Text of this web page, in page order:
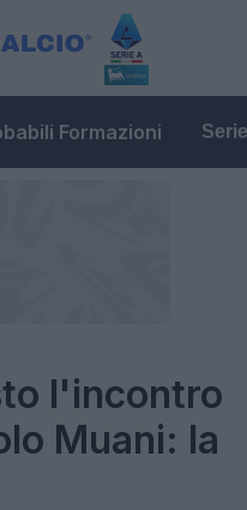
Formazioni
l'incontro
Muani: la